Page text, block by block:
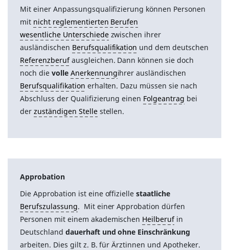
Mit einer Anpassungsqualifizierung können Personen
mit nicht reglementierten Berufen
wesentliche Unterschiedezwischen ihrer
ausländischen Berufsqualifikation und dem deutschen
Referenzberufausgleichen. Dann können sie doch
noch die volle Anerkennungihrer ausländischen
Berufsqualifikation erhalten. Dazu müssen sie nach
Abschluss der Qualifizierung einen Folgeantrag bei
der zuständigen Stellestellen.
Approbation
Die Approbation ist eine offiziellestaatliche
Berufszulassung. Mit einer Approbation dürfen
Personen mit einem akademischen Heilberufin
Deutschland dauerhaft und ohne Einschränkung
arbeiten. Dies gilt z. B. für Ärztinnen und Apotheker.